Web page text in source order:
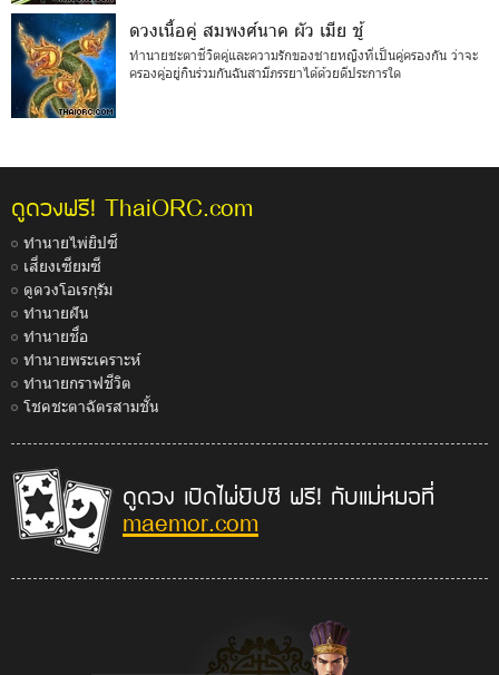
ดวงเนื้อคู่ สมพงศ์นาค ผัว เมีย ชู้
ทำนายชะตาชีวิตคู่และความรักของชายหญิงที่เป็นคู่ครองกัน ว่าจะ
ครองคู่อยู่กินร่วมกันฉันสามีภรรยาได้ด้วยดีประการใด
ดูดวงฟรี! ThaiORC.com
ทำนายไพ่ยิปซี
เสี่ยงเซียมซี
ดูดวงโอเรกุรัม
ทำนายฝัน
ทำนายชื่อ
ทำนายพระเคราะห์
ทำนายกราฟชีวิต
โชคชะตาฉัตรสามชั้น
ดูดวง เปิดไพ่ยิปซี ฟรี! กับแม่หมอที่
maemor.com